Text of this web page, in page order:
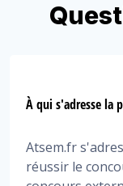
À qui s'adresse la
Atsem.fr
réussir le